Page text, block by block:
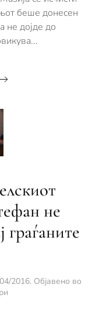
беше донесен
не дојде до
не
граѓаните
2016. Објавено во
за